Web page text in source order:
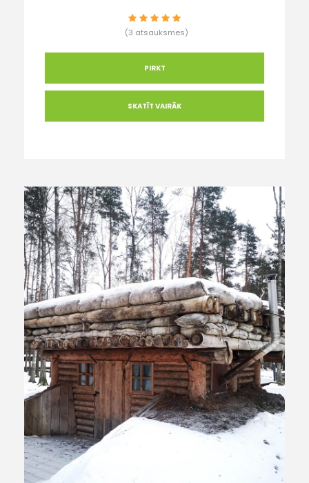
(3 atsauksmes)
PIRKT
SKATĪT VAIRĀK